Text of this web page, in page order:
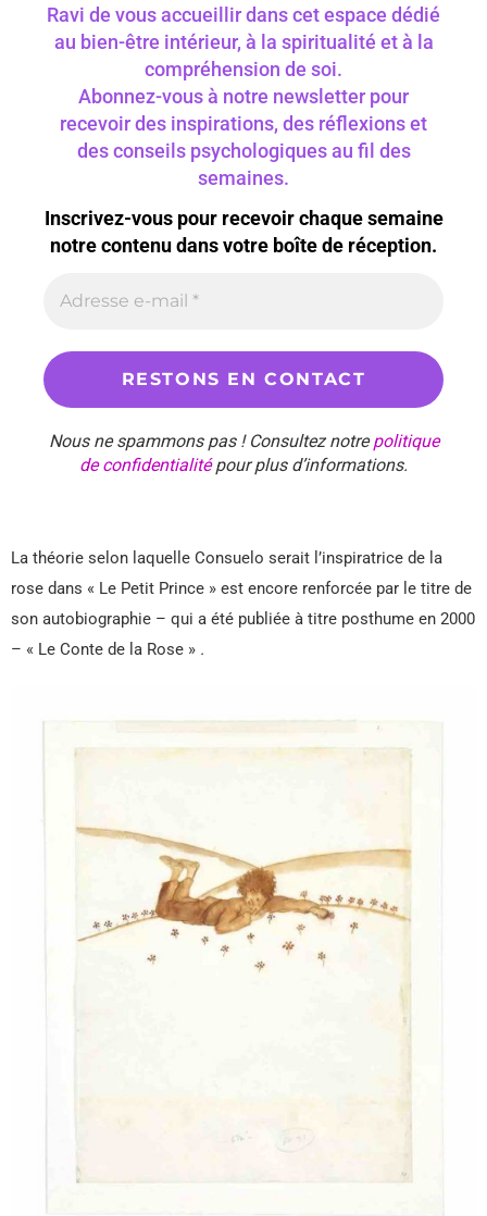
Ravi de vous accueillir dans cet espace dédié
au bien-être intérieur, à la spiritualité et à la
compréhension de soi.
Abonnez-vous à notre newsletter pour
recevoir des inspirations, des réflexions et
des conseils psychologiques au fil des
semaines.
Inscrivez-vous pour recevoir chaque semaine
notre contenu dans votre boîte de réception.
Nous ne spammons pas ! Consultez notrepolitique
de confidentialitépour plus d’informations.
La théorie selon laquelle Consuelo serait l’inspiratrice de la
rose dans « Le Petit Prince » est encore renforcée par le titre de
son autobiographie – qui a été publiée à titre posthume en 2000
– « Le Conte de la Rose » .